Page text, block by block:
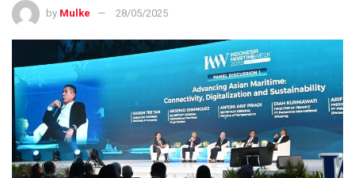
by Mulke 28/05/2025